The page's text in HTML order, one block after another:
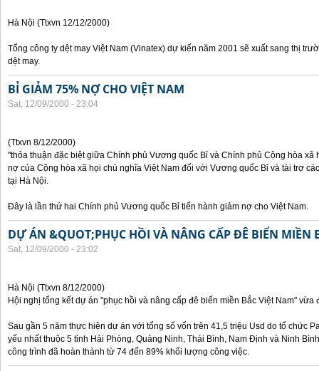
Hà Nội (Ttxvn 12/12/2000)
Tổng công ty dệt may Việt Nam (Vinatex) dự kiến năm 2001 sẽ xuất sang thị
dệt may.
BỈ GIẢM 75% NỢ CHO VIỆT NAM
Sat, 12/09/2000 - 23:04
(Ttxvn 8/12/2000)
"thỏa thuận đặc biệt giữa Chính phủ Vương quốc Bỉ và Chính phủ Cộng hòa xã
nợ của Cộng hòa xã họi chủ nghĩa Việt Nam đối với Vương quốc Bỉ và tài trợ
tại Hà Nội.
Đây là lần thứ hai Chính phủ Vương quốc Bỉ tiến hành giảm nợ cho Việt Nam.
DỰ ÁN &QUOT;PHỤC HỒI VÀ NÂNG CẤP ĐÊ BIỂN MIỀN
Sat, 12/09/2000 - 23:02
Hà Nội (Ttxvn 8/12/2000)
Hội nghị tổng kết dự án "phục hồi và nâng cấp đê biển miền Bắc Việt Nam" vừa
Sau gần 5 năm thực hiện dự án với tổng số vốn trên 41,5 triệu Usd do tổ chức
yếu nhất thuộc 5 tỉnh Hải Phòng, Quảng Ninh, Thái Bình, Nam Định và Ninh
công trình đã hoàn thành từ 74 đến 89% khối lượng công việc.